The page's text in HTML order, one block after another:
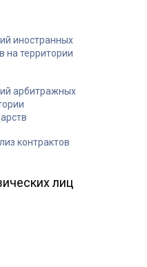
иностранных
на территории
арбитражных
контрактов
лиц